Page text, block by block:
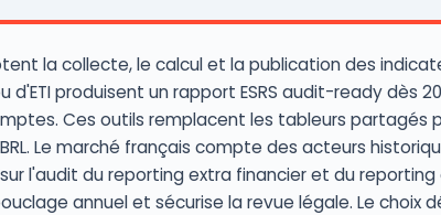
la collecte, le calcul et la publication des
d'ETI produisent un rapport ESRS audit-ready dès
Ces outils remplacent les tableurs partagés
Le marché français compte des acteurs
l'audit du reporting extra financier et du
annuel et sécurise la revue légale. Le choix